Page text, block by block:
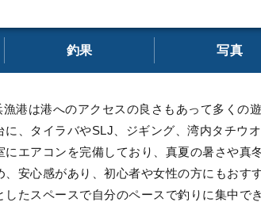
釣果 写真
港は港へのアクセスの良さもあって多くの
、タイラバやSLJ、ジギング、湾内タチウ
エアコンを完備しており、真夏の暑さや真
安心感があり、初心者や女性の方にもおす
たスペースで自分のペースで釣りに集中で